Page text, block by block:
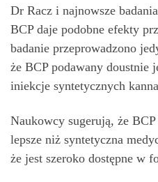
Dr Racz i najnowsze
BCP daje podobne efekty
badanie przeprowadzono
że BCP podawany doustnie
iniekcje syntetycznych
Naukowcy sugerują, że
lepsze niż syntetyczna
że jest szeroko dostępne w